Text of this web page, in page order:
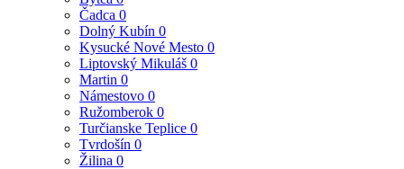
Čadca 0
Dolný Kubín 0
Kysucké Nové Mesto 0
Liptovský Mikuláš 0
Martin 0
Námestovo 0
Ružomberok 0
Turčianske Teplice 0
Tvrdošín 0
Žilina 0